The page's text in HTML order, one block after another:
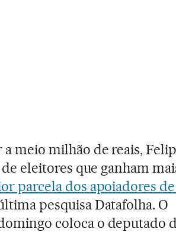
meio milhão de reais,
eleitores que ganham
parcela dos apoiadores
pesquisa Datafolha. O
coloca o deputado